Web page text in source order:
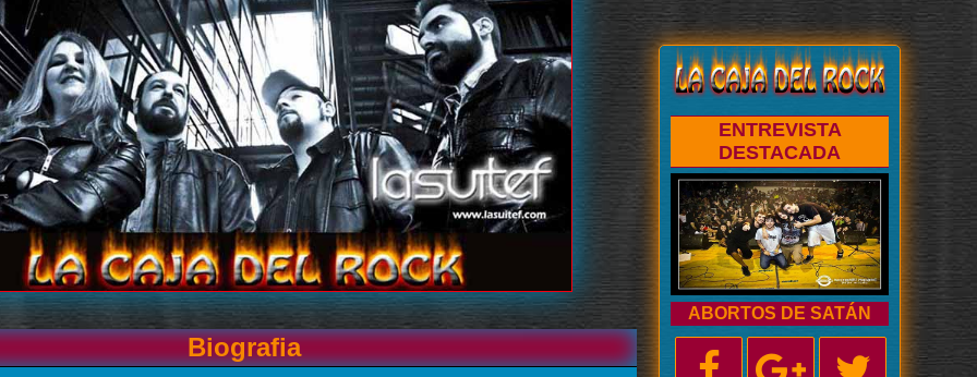
ENTREVISTA
DESTACADA
ABORTOS DE SATÁN
Biografia